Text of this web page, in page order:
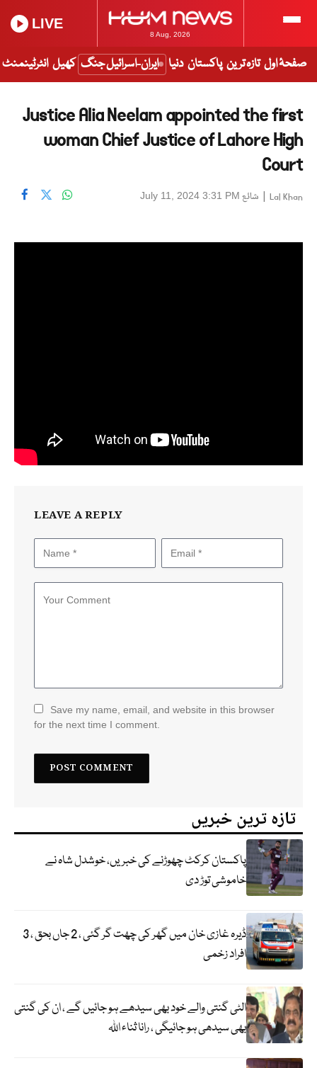
8 Aug, 2026
LIVE
صفحۂ اول تازہ ترین پاکستان دنیا ایران-اسرائیل جنگ کھیل انٹرٹینمنٹ
Justice Alia Neelam appointed the first
woman Chief Justice of Lahore High
Court
Lal Khan
| شائع July 11, 2024 3:31 PM
LEAVE A REPLY
Save my name, email, and website in this browser
for the next time I comment.
تازہ ترین خبریں
پاکستان کرکٹ چھوڑنے کی خبریں، خوشدل شاہ نے
خاموشی توڑ دی
ڈیرہ غازی خان میں گھر کی چھت گر گئی ، 2 جاں بحق ، 3
افراد زخمی
الٹی گنتی والے خود بھی سیدھے ہو جائیں گے ، ان کی گنتی
بھی سیدھی ہو جائیگی ، رانا ثناء اللہ